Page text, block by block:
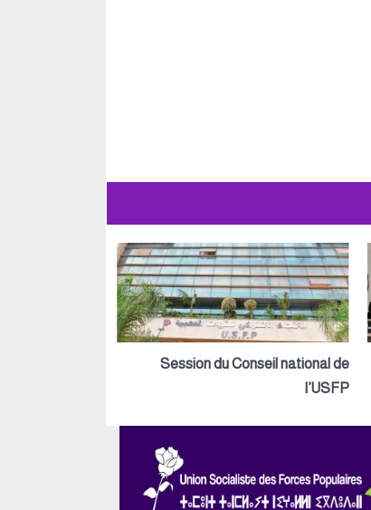
Session du Conseil national de
l’USFP